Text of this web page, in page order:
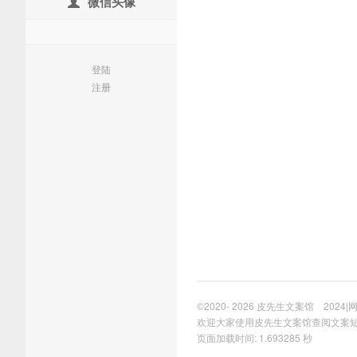
登陆
注册
©2020- 2026 皮先生文案馆 2024|
欢迎大家使用皮先生文案馆查阅文案
页面加载时间: 1.693285 秒